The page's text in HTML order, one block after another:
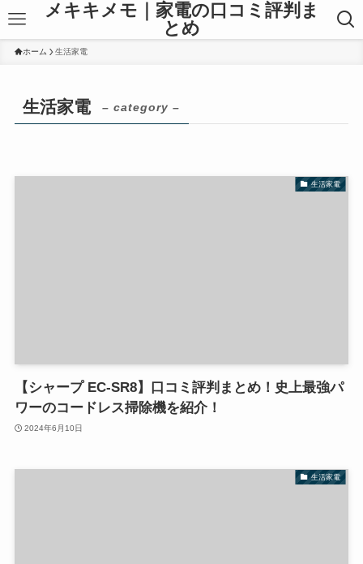
メキキメモ｜家電の口コミ評判ま
とめ
ホーム 生活家電
生活家電 – category –
生活家電
【シャープ EC-SR8】口コミ評判まとめ！史上最強パ
ワーのコードレス掃除機を紹介！
2024年6月10日
生活家電